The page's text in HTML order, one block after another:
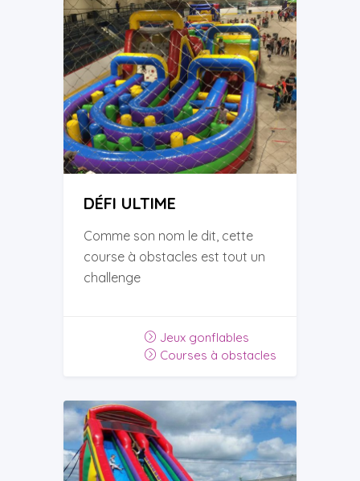
DÉFI ULTIME
Comme son nom le dit, cette
course à obstacles est tout un
challenge
Jeux gonflables
Courses à obstacles